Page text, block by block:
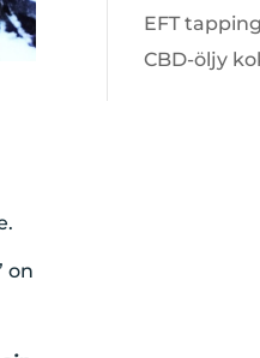
on
EFT tapping
CBD-öljy